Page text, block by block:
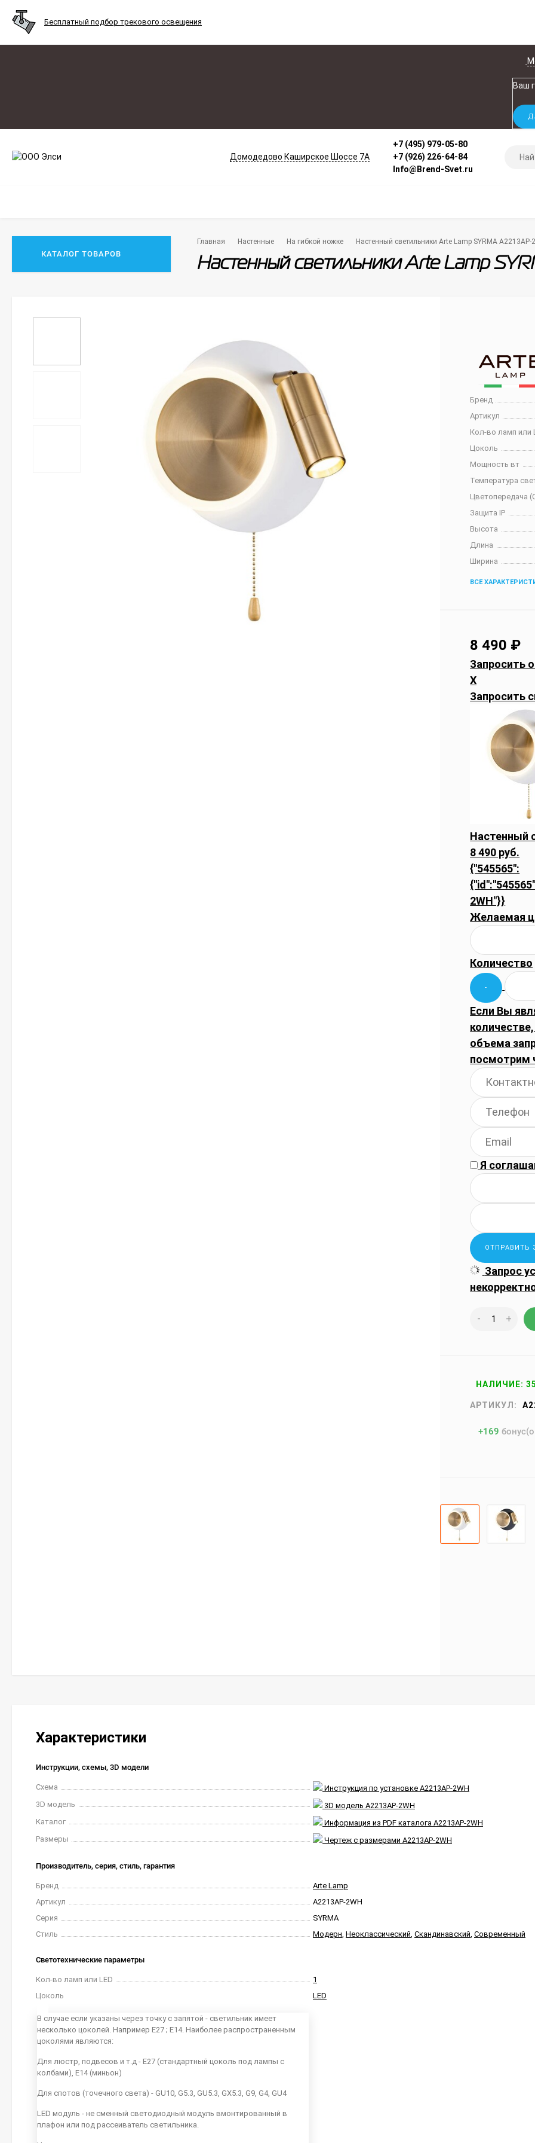
Бесплатный подбор трекового освещения
Ваш
Домодедово Каширское Шоссе 7А
+7 (495) 979-05-80
+7 (926) 226-64-84
Info@Brend-Svet.ru
КАТАЛОГ ТОВАРОВ
Главная Настенные На гибкой ножке Настенный светильники Arte Lamp SYRMA A2213AP-
Настенный светильники Arte Lamp
Бренд
Артикул
Кол-во ламп или
Цоколь
Мощность вт
Температура
Цветопередача
Защита IP
Высота
Длина
Ширина
ВСЕ
8 490 ₽
Запросить
X
Запросить
Настенный
8 490 руб.
{"545565":
2WH"}}
Желаемая
Количество
Если Вы
объема
посмотрим
Я
Запрос
- +
НАЛИЧИЕ:
АРТИКУЛ:
+169
Характеристики
Инструкции, схемы, 3D модели
Схема
Инструкция по установке A2213AP-2WH
3D модель
3D модель A2213AP-2WH
Каталог
Информация из PDF каталога A2213AP-2WH
Размеры
Чертеж с размерами A2213AP-2WH
Производитель, серия, стиль, гарантия
Бренд
Arte Lamp
Артикул
A2213AP-2WH
Серия
SYRMA
Стиль
Модерн, Неоклассический, Скандинавский, Современный
Светотехнические параметры
Кол-во ламп или LED
1
Цоколь
В случае если указаны через точку с запятой - светильник имеет
несколько цоколей. Например E27 ; E14. Наиболее распространенным
цоколями являются:
Для люстр, подвесов и т.д - E27 (стандартный цоколь под лампы с
колбами), E14 (миньон)
Для спотов (точечного света) - GU10, G5.3, GU5.3, GX5.3, G9, G4, GU4
LED модуль - не сменный светодиодный модуль вмонтированный в
плафон или под рассеиватель светильника.
LED